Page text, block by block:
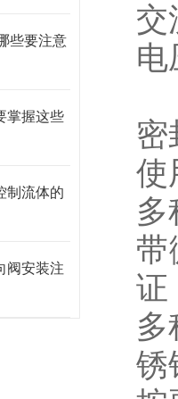
些要注意
掌握这些
制流体的
阀安装注
交
电
密
使
多
带
证
锈